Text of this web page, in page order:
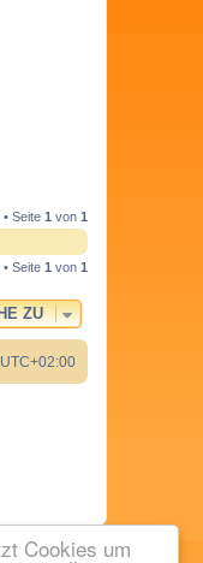
Cookies um
Seite 1 von 1
Seite 1 von 1
ZU
UTC+02:00